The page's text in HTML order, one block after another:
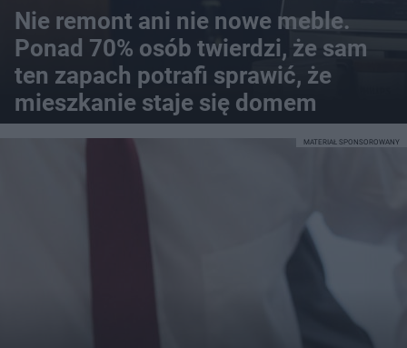
Nie remont ani nie nowe meble.
Ponad 70% osób twierdzi, że sam
ten zapach potrafi sprawić, że
mieszkanie staje się domem
MATERIAŁ SPONSOROWANY